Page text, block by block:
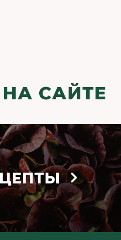
САЙТЕ